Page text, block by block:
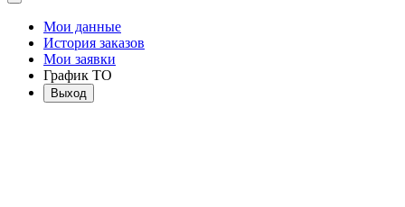
Мои данные
История заказов
Мои заявки
График ТО
Выход